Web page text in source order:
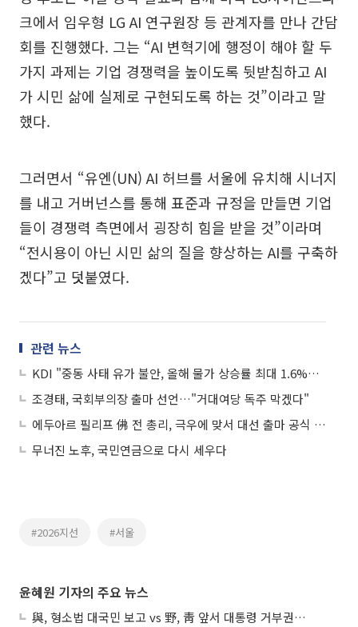
크에서 임우형 LG AI 연구원장 등 관계자를 만나 간담
회를 진행했다. 그는 “AI 변혁기에 행정이 해야 할 두
가지 과제는 기업 경쟁력을 높이도록 뒷받침하고 AI
가 시민 삶에 실제로 구현되도록 하는 것”이라고 말
했다.
그러면서 “유엔(UN) AI 허브를 서울에 유치해 시너지
를 내고 거버넌스를 통해 표준과 규정을 만들면 기업
들이 경쟁력 측면에서 굉장히 힘을 받을 것”이라며
“전시용이 아닌 시민 삶의 질을 향상하는 AI를 구축하
겠다”고 덧붙였다.
관련 뉴스
KDI "중동 사태 유가 불안, 올해 물가 상승률 최대 1.6%p 끌어올려"
조경태, 국회부의장 출마 선언…"거대여당 독주 막겠다"
에두아르 필리프 佛 전 총리, 극우에 맞서 대선 출마 공식 선언
무너진 노후, 국민연금으로 다시 세우다
#2026지선 #서울
윤혜원 기자의 주요 뉴스
與, 형소법 대국민 보고 vs 野, 靑 앞서 대통령 거부권 촉구